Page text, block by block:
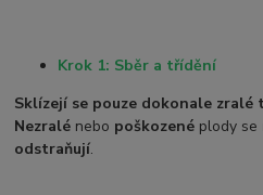
Krok 1: Sběr a třídění
Sklízejí se pouze dokonale zralé
Nezralé nebo poškozené plody se
odstraňují.